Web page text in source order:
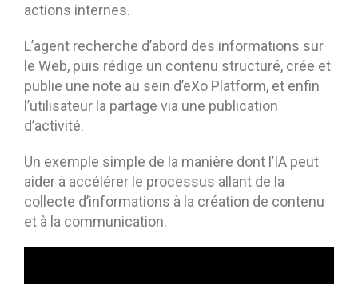
actions internes.
L’agent recherche d’abord des informations sur
le Web, puis rédige un contenu structuré, crée et
publie une note au sein d’eXo Platform, et enfin
l’utilisateur la partage via une publication
d’activité.
Un exemple simple de la manière dont l’IA peut
aider à accélérer le processus allant de la
collecte d’informations à la création de contenu
et à la communication.